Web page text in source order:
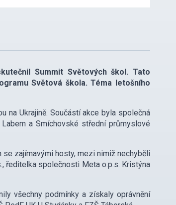
Summit Světových škol. Tato
Světová škola. Téma letošního
na Ukrajině. Součástí akce byla společná
a Smíchovské střední průmyslové
zajímavými hosty, mezi nimiž nechyběli
ředitelka společnosti Meta o.p.s. Kristýna
všechny podmínky a získaly oprávnění